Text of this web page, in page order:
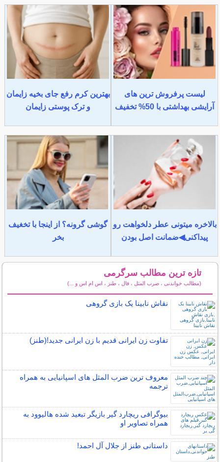
لیست پرفروش ترین های
آرایشی بهداشتی با 50% تخفیف
بهترین کرم رفع جای بخیه زایمان
و ترک پوستی زایمان
بالاخره میتونی عطر دلخواهت رو
پیداکنی◀ضمانت اصل بودن
گوشی گرونه؟ از اینجا با تخغیف
بخر
تازه ترین مطالب سرگرمی
(مطالب خواندنی ، ضرب المثل ، فال ، طنز ، اس ام اس و ...)
نقاش نابینا یک بازی گروهی
تفاوت زن ایرانی قدیم با زن ایرانی جدید!(طنز)
معروف ترین ضرب المثل های اسپانیایی به همراه
ترجمه
بیوگرافی ریچارد گیر بازیگر تبعید شده هالیوود به
همراه تصاویر او
داستانی طنز از جلال آل احمد!